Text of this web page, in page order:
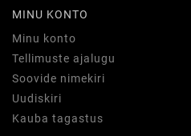
MINU KONTO
Minu konto
Tellimuste ajalugu
Soovide nimekiri
Uudiskiri
Kauba tagastus